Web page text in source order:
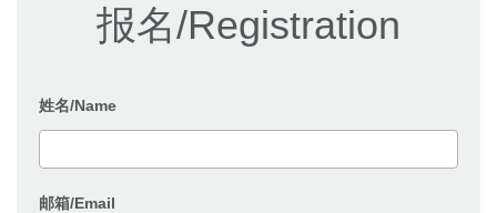
报名/Registration
姓名/Name
邮箱/Email